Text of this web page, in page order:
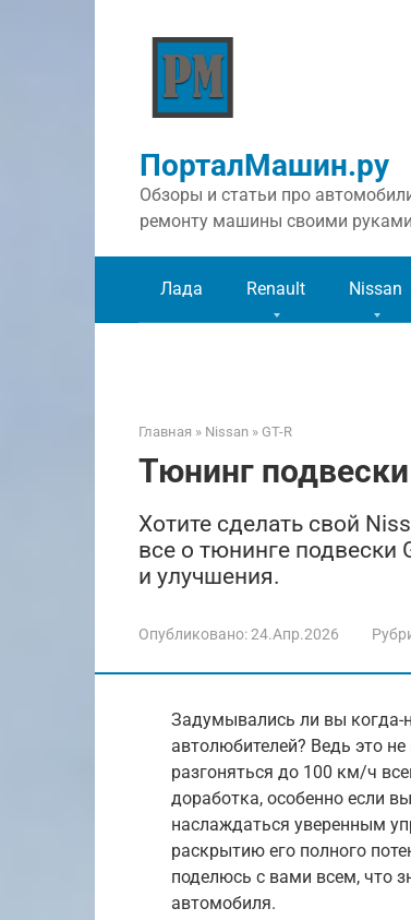
ПорталМашин.ру
Обзоры и статьи про
ремонту машины своими руками
Лада Renault Nissan
Главная » Nissan » GT-R
Тюнинг
Хотите сделать свой
все о тюнинге подвески
и улучшения.
Опубликовано:24.Апр.2026
Задумывались ли вы когда-
автолюбителей? Ведь это
разгоняться до 100 км/ч
доработка, особенно если
наслаждаться уверенным
раскрытию его полного
поделюсь с вами всем, что
автомобиля.